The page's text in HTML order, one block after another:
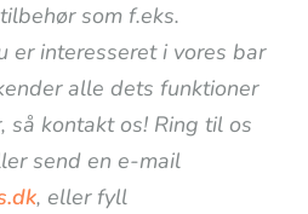
som f.eks.
er interesseret i vores bar
alle dets funktioner
så kontakt os! Ring til os
send en e-mail
, eller fyll